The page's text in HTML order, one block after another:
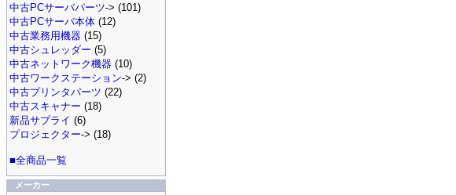
中古PCサーバパーツ-> (101)
中古PCサーバ本体 (12)
中古業務用機器 (15)
中古シュレッダー (5)
中古ネットワーク機器 (10)
中古ワークステーション-> (2)
中古プリンタパーツ (22)
中古スキャナー (18)
新品サプライ (6)
プロジェクター-> (18)
■全商品一覧
メーカー